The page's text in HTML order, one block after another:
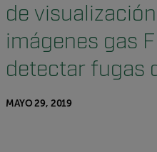
de
imágenes gas
detectar fugas
MAYO 29, 2019